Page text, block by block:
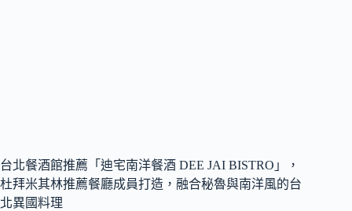
台北餐酒館推薦「迪宅南洋餐酒 DEE JAI BISTRO」，
杜拜米其林推薦餐廳成員打造，融合秘魯與南洋風的台
北異國料理